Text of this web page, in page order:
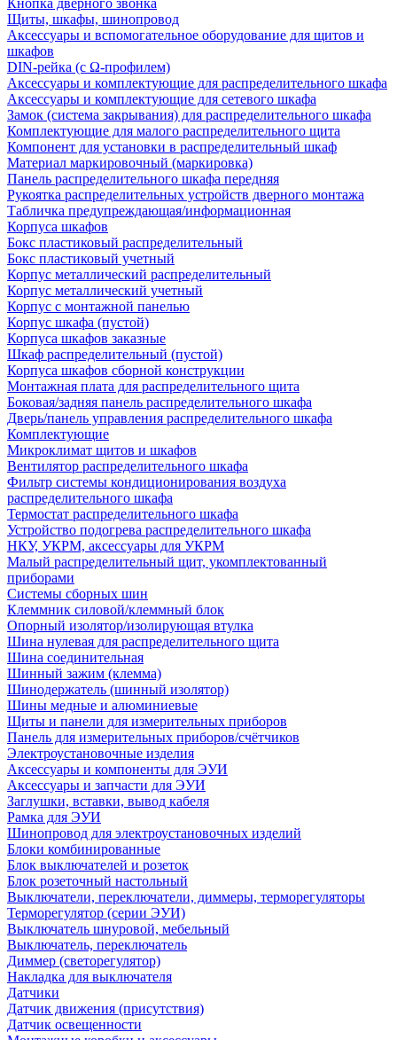
Кнопка дверного звонка
Щиты, шкафы, шинопровод
Аксессуары и вспомогательное оборудование для щитов и
шкафов
DIN-рейка (с Ω-профилем)
Аксессуары и комплектующие для распределительного шкафа
Аксессуары и комплектующие для сетевого шкафа
Замок (система закрывания) для распределительного шкафа
Комплектующие для малого распределительного щита
Компонент для установки в распределительный шкаф
Материал маркировочный (маркировка)
Панель распределительного шкафа передняя
Рукоятка распределительных устройств дверного монтажа
Табличка предупреждающая/информационная
Корпуса шкафов
Бокс пластиковый распределительный
Бокс пластиковый учетный
Корпус металлический распределительный
Корпус металлический учетный
Корпус с монтажной панелью
Корпус шкафа (пустой)
Корпуса шкафов заказные
Шкаф распределительный (пустой)
Корпуса шкафов сборной конструкции
Монтажная плата для распределительного щита
Боковая/задняя панель распределительного шкафа
Дверь/панель управления распределительного шкафа
Комплектующие
Микроклимат щитов и шкафов
Вентилятор распределительного шкафа
Фильтр системы кондиционирования воздуха
распределительного шкафа
Термостат распределительного шкафа
Устройство подогрева распределительного шкафа
НКУ, УКРМ, аксессуары для УКРМ
Малый распределительный щит, укомплектованный
приборами
Системы сборных шин
Клеммник силовой/клеммный блок
Опорный изолятор/изолирующая втулка
Шина нулевая для распределительного щита
Шина соединительная
Шинный зажим (клемма)
Шинодержатель (шинный изолятор)
Шины медные и алюминиевые
Щиты и панели для измерительных приборов
Панель для измерительных приборов/счётчиков
Электроустановочные изделия
Аксессуары и компоненты для ЭУИ
Аксессуары и запчасти для ЭУИ
Заглушки, вставки, вывод кабеля
Рамка для ЭУИ
Шинопровод для электроустановочных изделий
Блоки комбинированные
Блок выключателей и розеток
Блок розеточный настольный
Выключатели, переключатели, диммеры, терморегуляторы
Терморегулятор (серии ЭУИ)
Выключатель шнуровой, мебельный
Выключатель, переключатель
Диммер (светорегулятор)
Накладка для выключателя
Датчики
Датчик движения (присутствия)
Датчик освещенности